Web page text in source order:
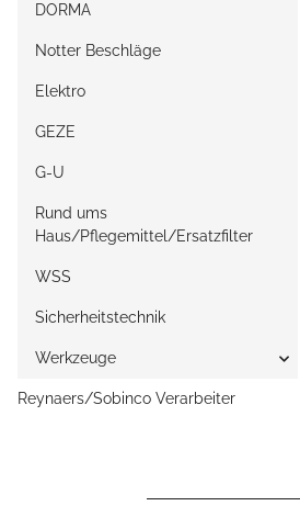
DORMA
Notter Beschläge
Elektro
GEZE
G-U
Rund ums
Haus/Pflegemittel/Ersatzfilter
WSS
Sicherheitstechnik
Werkzeuge
Reynaers/Sobinco Verarbeiter